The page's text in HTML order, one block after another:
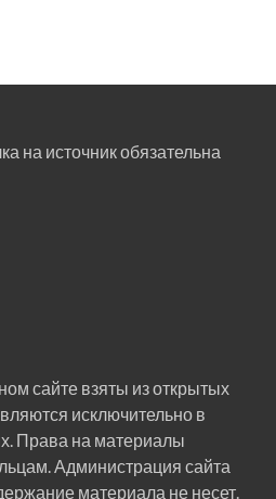
на источник обязательна
сайте взяты из открытых
исключительно в
Права на материалы
Администрация сайта
материала не несет.